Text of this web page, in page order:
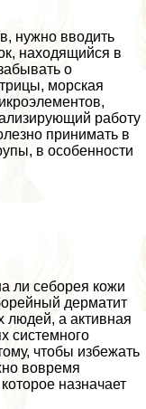
нужно вводить
находящийся в
о
морская
работу
принимать в
в особенности
ли себорея кожи
дерматит
людей, а активная
системного
чтобы избежать
вовремя
назначает